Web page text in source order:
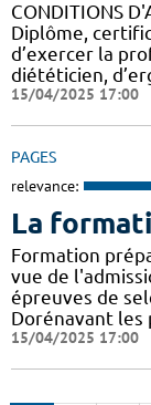
CONDITIONS
Diplôme,
d’exercer la
diététicien,
15/04/2025 17:00
PAGES
relevance:
La
Formation
vue de
épreuves de
Dorénavant
15/04/2025 17:00